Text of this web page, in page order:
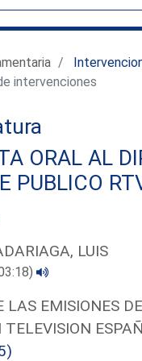
intervenciones
ORAL AL
PUBLICO
LUIS
LAS EMISIONES
TELEVISION